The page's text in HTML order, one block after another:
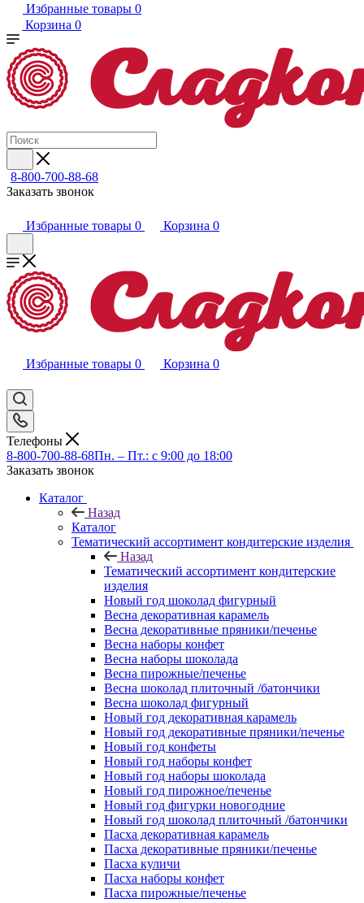
Избранные товары 0
Корзина 0
8-800-700-88-68
Заказать звонок
Избранные товары 0 Корзина 0
Избранные товары 0 Корзина 0
Телефоны
8-800-700-88-68Пн. – Пт.: с 9:00 до 18:00
Заказать звонок
Каталог
Назад
Каталог
Тематический ассортимент кондитерские изделия
Назад
Тематический ассортимент кондитерские
изделия
Новый год шоколад фигурный
Весна декоративная карамель
Весна декоративные пряники/печенье
Весна наборы конфет
Весна наборы шоколада
Весна пирожные/печенье
Весна шоколад плиточный /батончики
Весна шоколад фигурный
Новый год декоративная карамель
Новый год декоративные пряники/печенье
Новый год конфеты
Новый год наборы конфет
Новый год наборы шоколада
Новый год пирожное/печенье
Новый год фигурки новогодние
Новый год шоколад плиточный /батончики
Пасха декоративная карамель
Пасха декоративные пряники/печенье
Пасха куличи
Пасха наборы конфет
Пасха пирожные/печенье